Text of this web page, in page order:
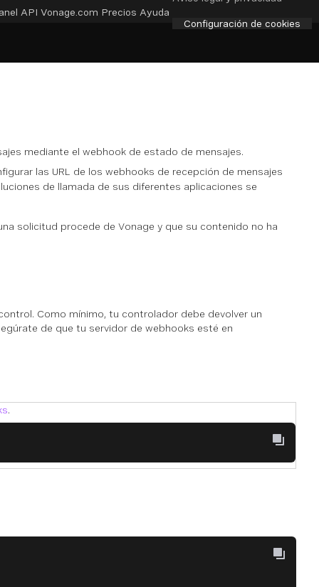
API Vonage.com Precios Ayuda
Configuración de cookies
mediante el webhook de estado de mensajes.
las URL de los webhooks de recepción de mensajes
de llamada de sus diferentes aplicaciones se
solicitud procede de Vonage y que su contenido no ha
Como mínimo, tu controlador debe devolver un
de que tu servidor de webhooks esté en
.